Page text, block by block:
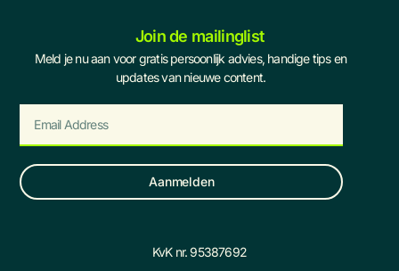
Join de mailinglist
Meld je nu aan voor gratis persoonlijk advies, handige tips en
updates van nieuwe content.
Aanmelden
KvK nr. 95387692